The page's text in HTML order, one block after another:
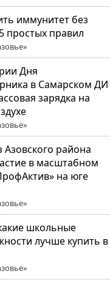
иммунитет без
простых правил
Дня
в Самарском ДИ
зарядка на
Азовского района
в масштабном
на юге
школьные
лучше купить в